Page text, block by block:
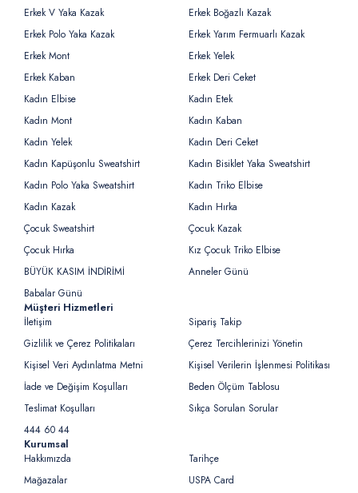
Erkek V Yaka Kazak
Erkek Boğazlı Kazak
Erkek Polo Yaka Kazak
Erkek Yarım Fermuarlı Kazak
Erkek Mont
Erkek Yelek
Erkek Kaban
Erkek Deri Ceket
Kadın Elbise
Kadın Etek
Kadın Mont
Kadın Kaban
Kadın Yelek
Kadın Deri Ceket
Kadın Kapüşonlu Sweatshirt
Kadın Bisiklet Yaka Sweatshirt
Kadın Polo Yaka Sweatshirt
Kadın Triko Elbise
Kadın Kazak
Kadın Hırka
Çocuk Sweatshirt
Çocuk Kazak
Çocuk Hırka
Kız Çocuk Triko Elbise
BÜYÜK KASIM İNDİRİMİ
Anneler Günü
Babalar Günü
Müşteri Hizmetleri
İletişim
Sipariş Takip
Gizlilik ve Çerez Politikaları
Çerez Tercihlerinizi Yönetin
Kişisel Veri Aydınlatma Metni
Kişisel Verilerin İşlenmesi Politikası
İade ve Değişim Koşulları
Beden Ölçüm Tablosu
Teslimat Koşulları
Sıkça Sorulan Sorular
444 60 44
Kurumsal
Hakkımızda
Tarihçe
Mağazalar
USPA Card